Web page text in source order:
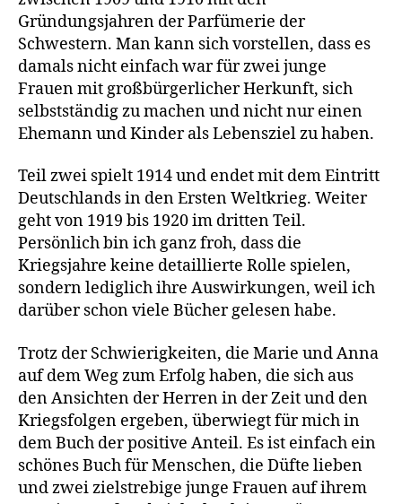
Gründungsjahren der Parfümerie der
Schwestern. Man kann sich vorstellen, dass es
damals nicht einfach war für zwei junge
Frauen mit großbürgerlicher Herkunft, sich
selbstständig zu machen und nicht nur einen
Ehemann und Kinder als Lebensziel zu haben.
Teil zwei spielt 1914 und endet mit dem Eintritt
Deutschlands in den Ersten Weltkrieg. Weiter
geht von 1919 bis 1920 im dritten Teil.
Persönlich bin ich ganz froh, dass die
Kriegsjahre keine detaillierte Rolle spielen,
sondern lediglich ihre Auswirkungen, weil ich
darüber schon viele Bücher gelesen habe.
Trotz der Schwierigkeiten, die Marie und Anna
auf dem Weg zum Erfolg haben, die sich aus
den Ansichten der Herren in der Zeit und den
Kriegsfolgen ergeben, überwiegt für mich in
dem Buch der positive Anteil. Es ist einfach ein
schönes Buch für Menschen, die Düfte lieben
und zwei zielstrebige junge Frauen auf ihrem